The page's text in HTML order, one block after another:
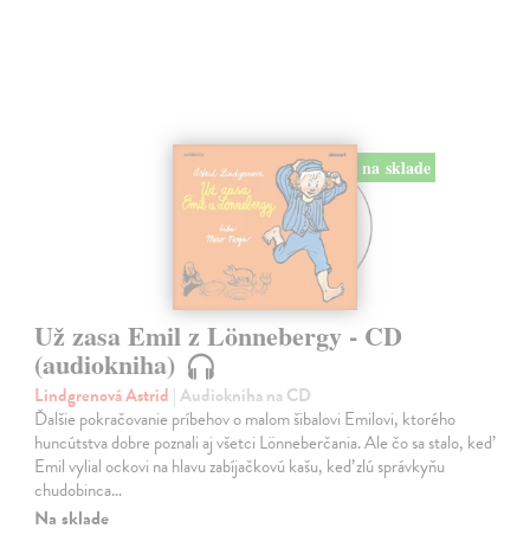
na sklade
Už zasa Emil z Lönnebergy - CD
(audiokniha)
Lindgrenová Astrid | Audiokniha na CD
Ďalšie pokračovanie príbehov o malom šibalovi Emilovi, ktorého
huncútstva dobre poznali aj všetci Lönneberčania. Ale čo sa stalo, keď
Emil vylial ockovi na hlavu zabíjačkovú kašu, keď zlú správkyňu
chudobinca…
Na sklade